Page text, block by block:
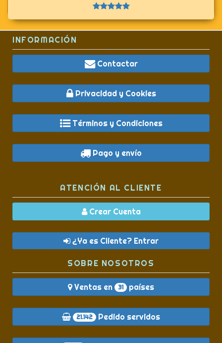
INFORMACIÓN
Contactar
Privacidad y Cookies
Términos y Condiciones
Pago y envío
ATENCIÓN AL CLIENTE
Crear Cuenta
¿Ya es Cliente? Entrar
SOBRE NOSOTROS
Ventas en 31 países
21.142 Pedido servidos